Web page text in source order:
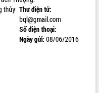
thủy Thư điện tử:
bql@gmail.com
Số điện thoại:
Ngày gửi: 08/06/2016